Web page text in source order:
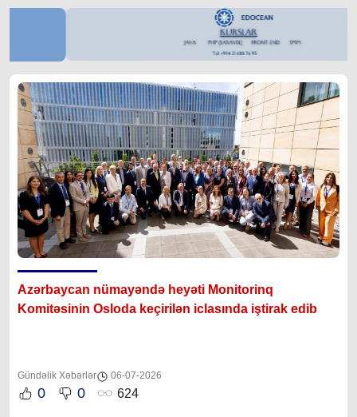
Azərbaycan nümayəndə heyəti Monitorinq
Komitəsinin Osloda keçirilən iclasında iştirak edib
Gündəlik Xəbərlər 06-07-2026
0 0 624